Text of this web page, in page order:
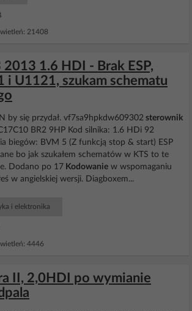
21408
1.6 HDI - Brak ESP,
i U1121, szukam schematu
by się przydał. vf7sa9hpkdw609302 sterownik
BR2 9HP Kod silnika: 1.6 HDi 92
biegów: BVM 5 (Z funkcją stop & start) ESP
bo jak szukałem schematów w KTS to te
Dodano po 17 Kodowanie w wspomaganiu
w angielskiej wersji. Diagboxem...
i elektronika
4446
II, 2,0HDI po wymianie